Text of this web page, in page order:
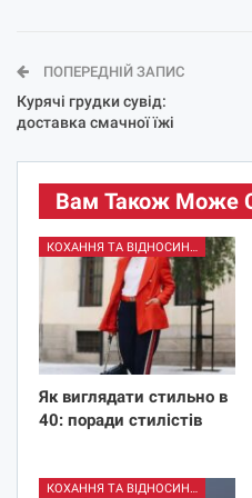
ПОПЕРЕДНІЙ ЗАПИС
Курячі грудки сувід:
доставка смачної їжі
Вам Також Може
КОХАННЯ ТА ВІДНОСИНИ
Як виглядати стильно в
40: поради стилістів
КОХАННЯ ТА ВІДНОСИНИ